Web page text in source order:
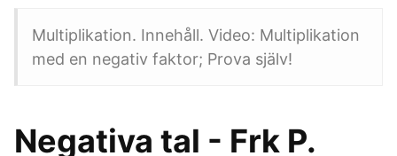
Multiplikation. Innehåll. Video: Multiplikation
med en negativ faktor; Prova själv!
Negativa tal - Frk P.